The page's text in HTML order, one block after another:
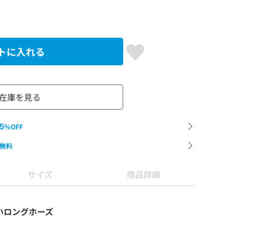
に入れる
庫を見る
5%OFF
料
サイズ 商品詳細
ロングホーズ